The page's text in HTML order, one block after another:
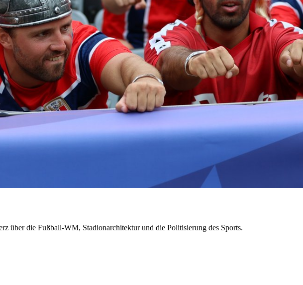
über die Fußball-WM, Stadionarchitektur und die Politisierung des Sports.